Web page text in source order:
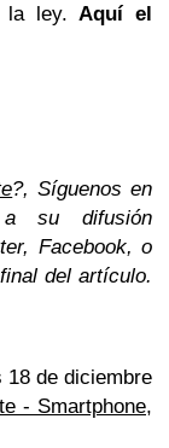
la ley. Aquí el
?, Síguenos en
su difusión
Facebook, o
del artículo.
18 de diciembre
- Smartphone,